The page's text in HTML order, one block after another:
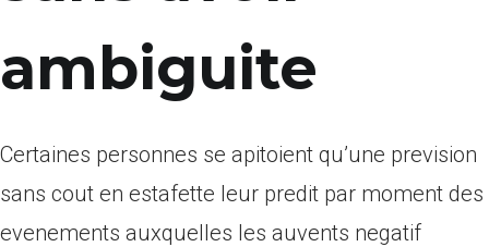
ambiguite
Certaines personnes se apitoient qu’une prevision
sans cout en estafette leur predit par moment des
evenements auxquelles les auvents negatif